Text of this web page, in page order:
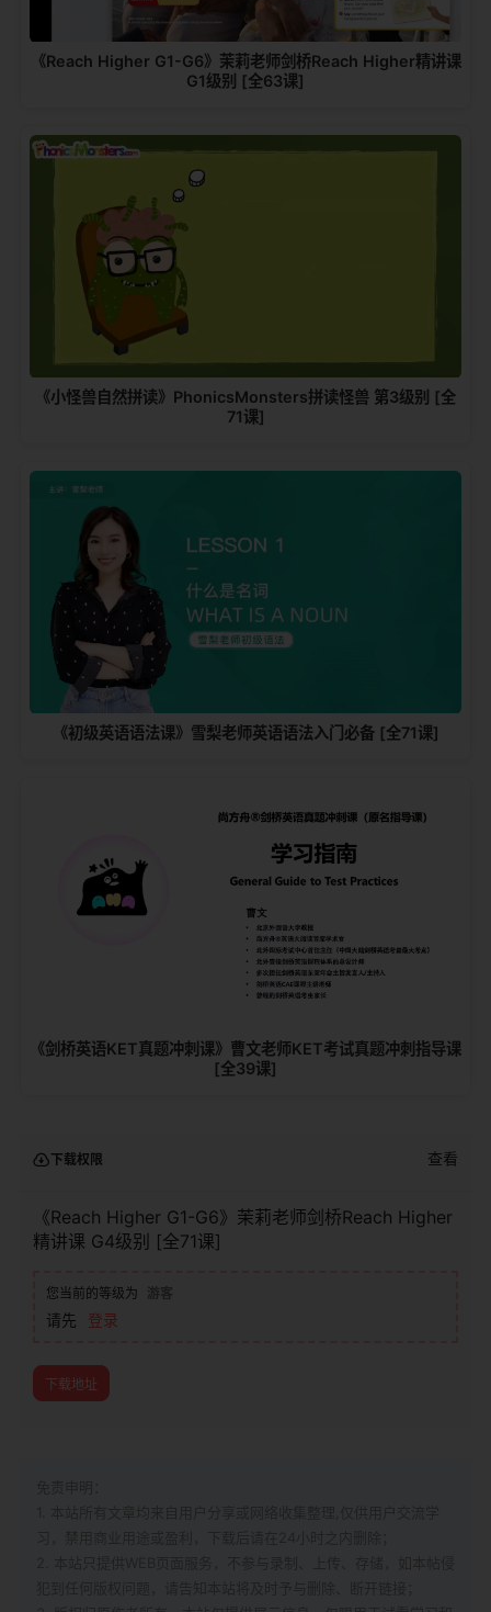
《Reach Higher G1-G6》茉莉老师剑桥Reach Higher精讲课
G1级别 [全63课]
《小怪兽自然拼读》PhonicsMonsters拼读怪兽 第3级别 [全
71课]
《初级英语语法课》雪梨老师英语语法入门必备 [全71课]
《剑桥英语KET真题冲刺课》曹文老师KET考试真题冲刺指导课
[全39课]
下载权限 查看
《Reach Higher G1-G6》茉莉老师剑桥Reach Higher
精讲课 G4级别 [全71课]
您当前的等级为 游客
请先 登录
下载地址